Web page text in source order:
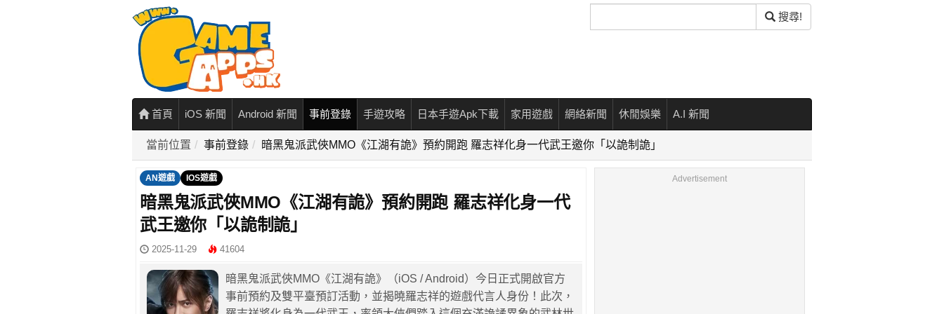
尋
搜尋!
首頁 iOS 新聞 Android 新聞 事前登錄 手遊攻略 日本手遊Apk下載 家用遊戲 網絡新聞 休閒娛樂 A.I 新聞
當前位置 事前登錄 暗黑鬼派武俠MMO《江湖有詭》預約開跑 羅志祥化身一代武王邀你「以詭制詭」
AN遊戲 IOS遊戲
暗黑鬼派武俠MMO《江湖有詭》預約開跑 羅志祥化身一代
武王邀你「以詭制詭」
2025-11-29 41604
暗黑鬼派武俠MMO《江湖有詭》（iOS / Android）今日正式開啟官方
事前預約及雙平臺預訂活動，並揭曉羅志祥的遊戲代言人身份！此次，
Advertisement